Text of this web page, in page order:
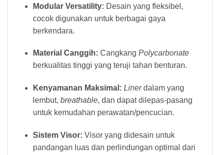
Modular Versatility: Desain yang fleksibel,
cocok digunakan untuk berbagai gaya
berkendara.
Material Canggih: Cangkang Polycarbonate
berkualitas tinggi yang teruji tahan benturan.
Kenyamanan Maksimal: Linerdalam yang
lembut, breathable, dan dapat dilepas-pasang
untuk kemudahan perawatan/pencucian.
Sistem Visor: Visor yang didesain untuk
pandangan luas dan perlindungan optimal dari